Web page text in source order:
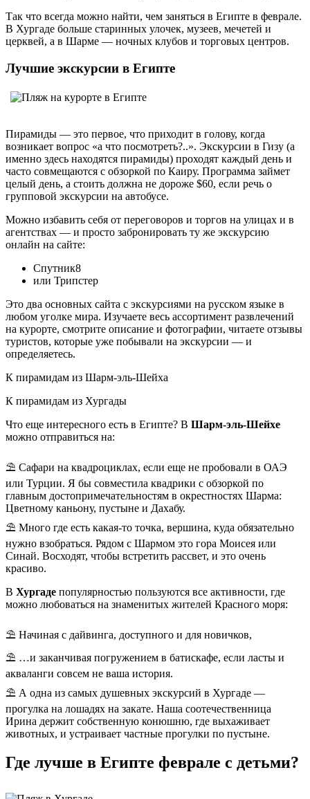
Так что всегда можно найти, чем заняться в Египте в феврале.
В Хургаде больше старинных улочек, музеев, мечетей и
церквей, а в Шарме — ночных клубов и торговых центров.
Лучшие экскурсии в Египте
Пирамиды — это первое, что приходит в голову, когда
возникает вопрос «а что посмотреть?..». Экскурсии в Гизу (а
именно здесь находятся пирамиды) проходят каждый день и
часто совмещаются с обзоркой по Каиру. Программа займет
целый день, а стоить должна не дороже $60, если речь о
групповой экскурсии на автобусе.
Можно избавить себя от переговоров и торгов на улицах и в
агентствах — и просто забронировать ту же экскурсию
онлайн на сайте:
Спутник8
или Трипстер
Это два основных сайта с экскурсиями на русском языке в
любом уголке мира. Изучаете весь ассортимент развлечений
на курорте, смотрите описание и фотографии, читаете отзывы
туристов, которые уже побывали на экскурсии — и
определяетесь.
К пирамидам из Шарм-эль-Шейха
К пирамидам из Хургады
Что еще интересного есть в Египте? В Шарм-эль-Шейхе
можно отправиться на:
⛱️ Сафари на квадроциклах, если еще не пробовали в ОАЭ
или Турции. Я бы совместила квадрики с обзоркой по
главным достопримечательностям в окрестностях Шарма:
Цветному каньону, пустыне и Дахабу.
⛱️ Много где есть какая-то точка, вершина, куда обязательно
нужно взобраться. Рядом с Шармом это гора Моисея или
Синай. Восходят, чтобы встретить рассвет, и это очень
красиво.
В Хургаде популярностью пользуются все активности, где
можно любоваться на знаменитых жителей Красного моря:
⛱️ Начиная с дайвинга, доступного и для новичков,
⛱️ …и заканчивая погружением в батискафе, если ласты и
акваланги совсем не ваша история.
⛱️ А одна из самых душевных экскурсий в Хургаде —
прогулка на лошадях на закате. Наша соотечественница
Ирина держит собственную конюшню, где выхаживает
животных, и устраивает частные прогулки по пустыне.
Где лучше в Египте феврале с детьми?